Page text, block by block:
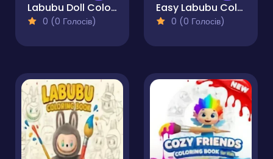
Labubu Doll Coloring Book for Kids
0 (0 Голосів)
Easy Labubu Coloring Book
0 (0 Голосів)